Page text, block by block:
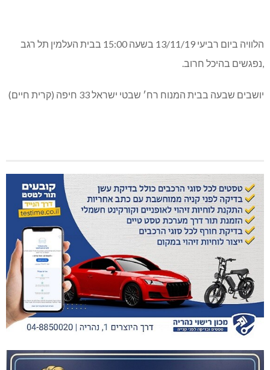
הלוויה ביום רביעי 13/11/19 בשעה 15:00 בבית העלמין תל רגב
,נפגשים בהיכל חרוב.
יושבים שבעה בבית המנוח רח׳ שבטי ישראל 33 חיפה (קרית חיים)